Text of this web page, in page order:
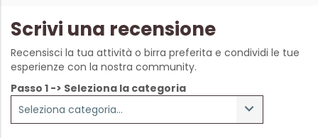
Scrivi una recensione
Recensisci la tua attività o birra preferita e condividi le tue
esperienze con la nostra community.
Passo 1 -> Seleziona la categoria
Seleziona categoria...